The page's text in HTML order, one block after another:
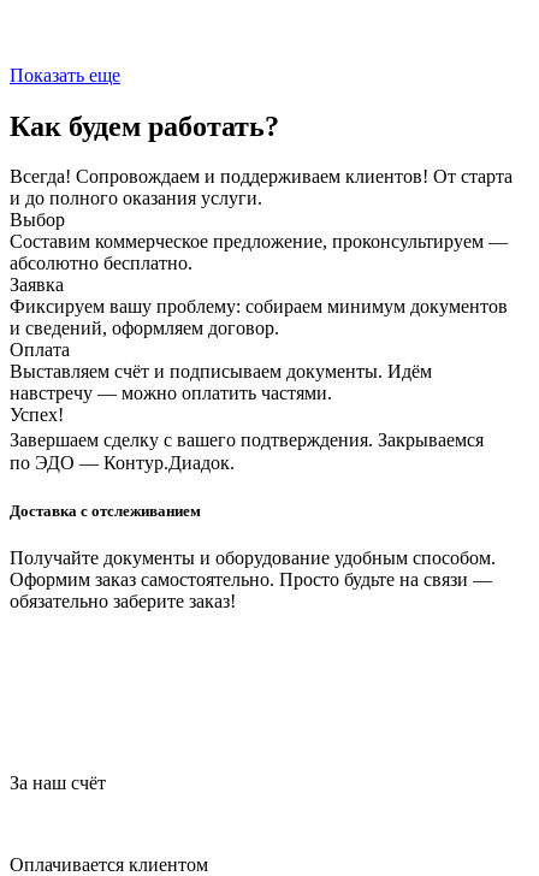
Показать еще
Как будем работать?
Всегда! Сопровождаем и поддерживаем клиентов! От старта
и до полного оказания услуги.
Выбор
Составим коммерческое предложение, проконсультируем —
абсолютно бесплатно.
Заявка
Фиксируем вашу проблему: собираем минимум документов
и сведений, оформляем договор.
Оплата
Выставляем счёт и подписываем документы. Идём
навстречу — можно оплатить частями.
Успех!
Завершаем сделку с вашего подтверждения. Закрываемся
по ЭДО — Контур.Диадок.
Доставка с отслеживанием
Получайте документы и оборудование удобным способом.
Оформим заказ самостоятельно. Просто будьте на связи —
обязательно заберите заказ!
За наш счёт
Оплачивается клиентом